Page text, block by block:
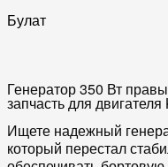
Булат
Генератор 350 Вт
запчасть для
Ищете надежный
который перестал